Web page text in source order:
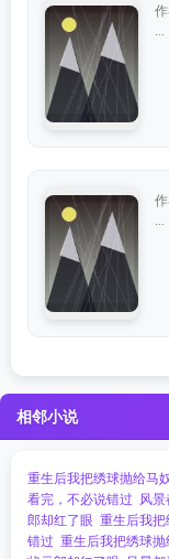
作
作
相邻小说
重生后我把绣球抛给马
看完，不必说错过 风
郎却红了眼 重生后我
错过 重生后我把绣球